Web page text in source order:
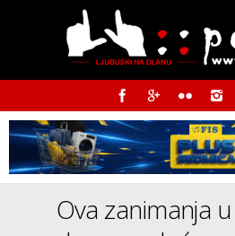
Ova zanimanja